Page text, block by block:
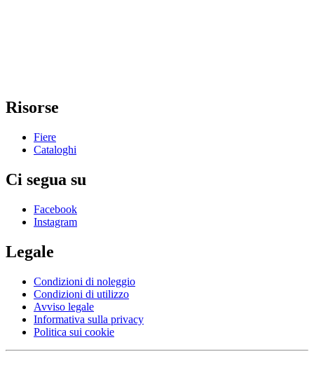
Risorse
Fiere
Cataloghi
Ci segua su
Facebook
Instagram
Legale
Condizioni di noleggio
Condizioni di utilizzo
Avviso legale
Informativa sulla privacy
Politica sui cookie